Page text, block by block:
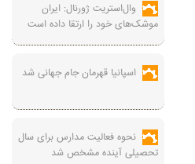
وال‌استریت ژورنال: ایران
موشک‌های خود را ارتقا داده است
اسپانیا قهرمان جام جهانی شد
نحوه فعالیت مدارس برای سال
تحصیلی آینده مشخص شد